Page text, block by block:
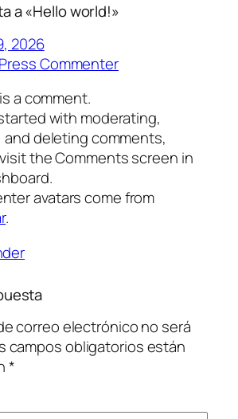
a «Hello world!»
2026
Commenter
a comment.
with moderating,
deleting comments,
the Comments screen in
avatars come from
.
correo electrónico no será
campos obligatorios están
*